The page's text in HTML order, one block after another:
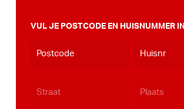
VUL JE POSTCODE EN HUISNUMMER IN